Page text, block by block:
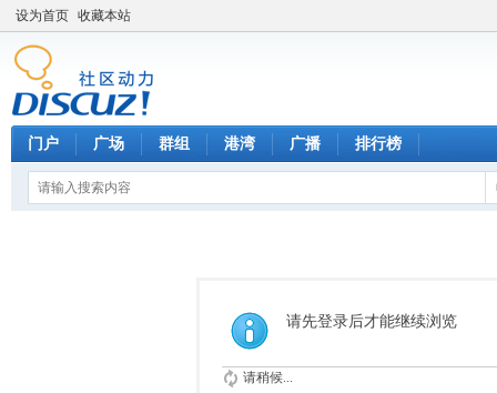
设为首页 收藏本站
门户 广场 群组 港湾 广播 排行榜
请先登录后才能继续浏览
请稍候...